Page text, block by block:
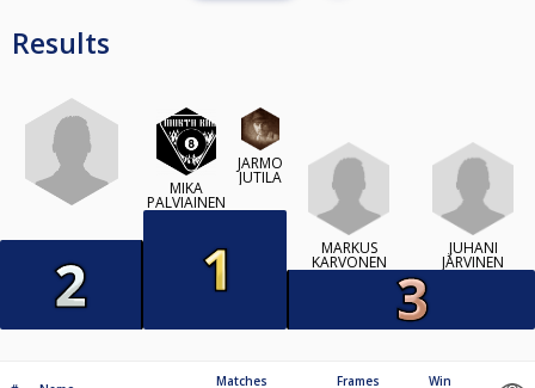
Results
MIKA
PALVIAINEN
JARMO
JUTILA
MARKUS
KARVONEN
JUHANI
JÄRVINEN
Matches
Frames
Win